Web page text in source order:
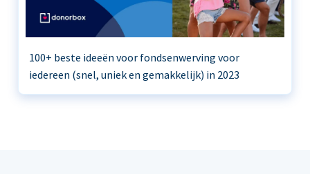
100+ beste ideeën voor fondsenwerving voor
iedereen (snel, uniek en gemakkelijk) in 2023